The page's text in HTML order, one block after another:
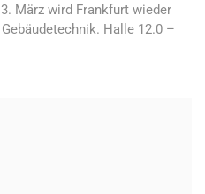
März wird Frankfurt wieder
Halle 12.0 –